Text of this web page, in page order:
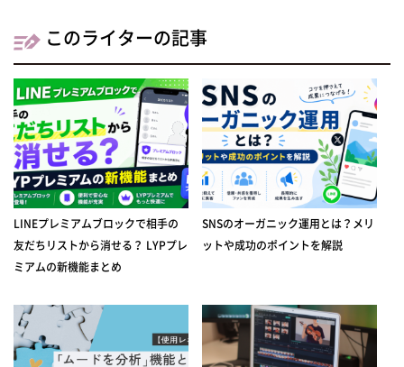
このライターの記事
LINEプレミアムブロックで相手の
友だちリストから消せる？ LYPプレ
ミアムの新機能まとめ
SNSのオーガニック運用とは？メリ
ットや成功のポイントを解説